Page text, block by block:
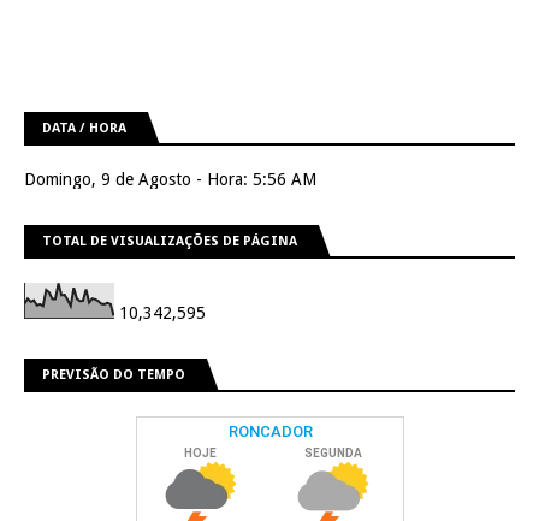
DATA / HORA
Domingo, 9 de Agosto - Hora: 5:56 AM
TOTAL DE VISUALIZAÇÕES DE PÁGINA
10,342,595
PREVISÃO DO TEMPO